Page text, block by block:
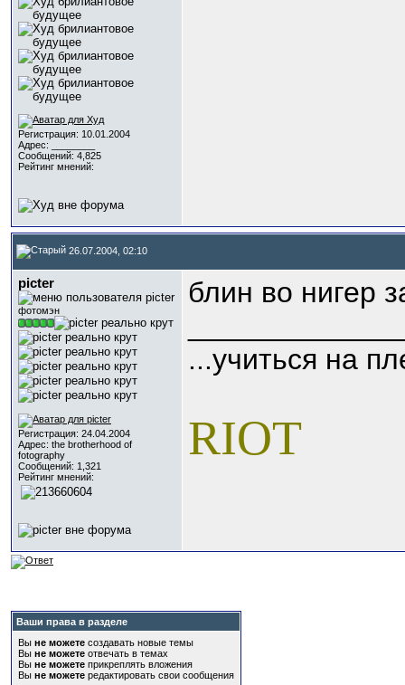
Регистрация: 10.01.2004
Адрес: ________
Сообщений: 4,825
Рейтинг мнений:
26.07.2004, 02:10
picter
фотомэн
Регистрация: 24.04.2004
Адрес: the brotherhood of
fotography
Сообщений: 1,321
Рейтинг мнений:
блин во нигер
...учиться на
RIOT
Ваши права в разделе
Вы не можете создавать новые темы
Вы не можете отвечать в темах
Вы не можете прикреплять вложения
Вы не можете редактировать свои сообщения